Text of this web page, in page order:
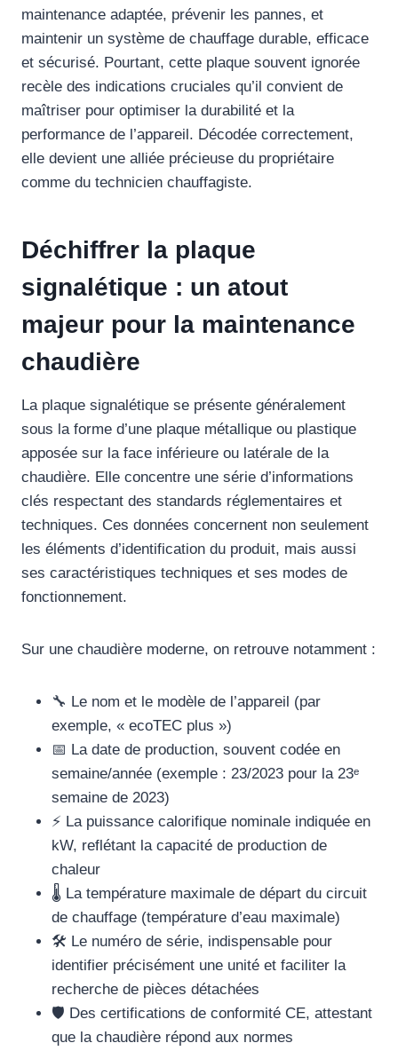
maintenance adaptée, prévenir les pannes, et
maintenir un système de chauffage durable, efficace
et sécurisé. Pourtant, cette plaque souvent ignorée
recèle des indications cruciales qu’il convient de
maîtriser pour optimiser la durabilité et la
performance de l’appareil. Décodée correctement,
elle devient une alliée précieuse du propriétaire
comme du technicien chauffagiste.
Déchiffrer la plaque
signalétique : un atout
majeur pour la maintenance
chaudière
La plaque signalétique se présente généralement
sous la forme d’une plaque métallique ou plastique
apposée sur la face inférieure ou latérale de la
chaudière. Elle concentre une série d’informations
clés respectant des standards réglementaires et
techniques. Ces données concernent non seulement
les éléments d’identification du produit, mais aussi
ses caractéristiques techniques et ses modes de
fonctionnement.
Sur une chaudière moderne, on retrouve notamment :
🔧 Le nom et le modèle de l’appareil (par
exemple, « ecoTEC plus »)
📅 La date de production, souvent codée en
semaine/année (exemple : 23/2023 pour la 23ᵉ
semaine de 2023)
⚡ La puissance calorifique nominale indiquée en
kW, reflétant la capacité de production de
chaleur
🌡️ La température maximale de départ du circuit
de chauffage (température d’eau maximale)
🛠️ Le numéro de série, indispensable pour
identifier précisément une unité et faciliter la
recherche de pièces détachées
🛡️ Des certifications de conformité CE, attestant
que la chaudière répond aux normes